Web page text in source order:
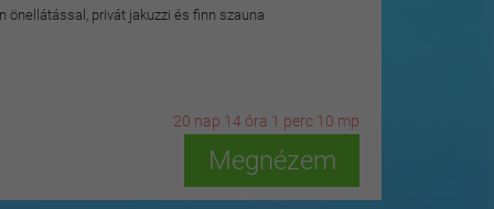
önellátással, privát jakuzzi és finn szauna
20nap14óra 1perc 8 mp
Megnézem